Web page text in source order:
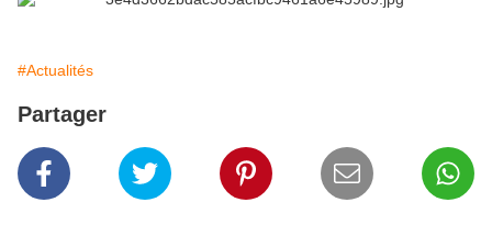
#Actualités
Partager